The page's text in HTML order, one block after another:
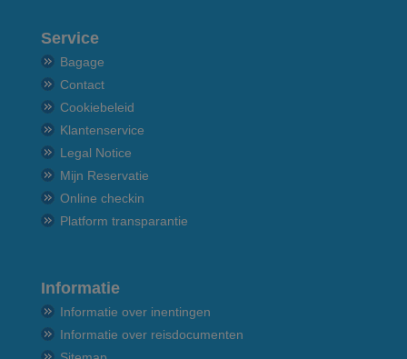
Service
Bagage
Contact
Cookiebeleid
Klantenservice
Legal Notice
Mijn Reservatie
Online checkin
Platform transparantie
Informatie
Informatie over inentingen
Informatie over reisdocumenten